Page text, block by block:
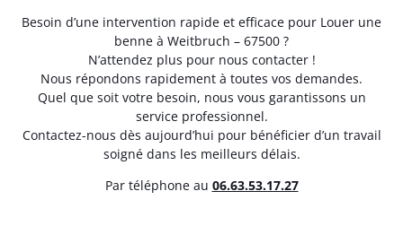
Besoin d’une intervention rapide et efficace pour Louer une
benne à Weitbruch – 67500 ?
N’attendez plus pour nous contacter !
Nous répondons rapidement à toutes vos demandes.
Quel que soit votre besoin, nous vous garantissons un
service professionnel.
Contactez-nous dès aujourd’hui pour bénéficier d’un travail
soigné dans les meilleurs délais.
Par téléphone au 06.63.53.17.27